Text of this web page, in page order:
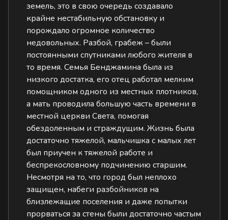
земель, это в свою очередь создавало
крайне нестабильную обстановку и
порождало огромное количество
недовольных. Разбой, грабеж – были
постоянными спутниками любого жителя в
то время. Семья Бенджамина была из
низкого достатка, его отец работал мелким
помощником одного из местных плотников,
а мать проводила большую часть времени в
местной церкви Света, помогая
обездоленным и страждущим. Жизнь была
достаточно тяжелой, мальчишка с малых лет
был приучен к тяжелой работе и
беспрекословному подчинению старшим.
Несмотря на то, что город был неплохо
защищен, набеги разбойников на
близлежащие поселения и даже попытки
прорваться за стены были достаточно частым